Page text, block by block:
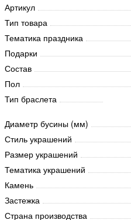
Артикул
Тип товара
Тематика праздника
Подарки
Состав
Пол
Тип браслета
Диаметр бусины (мм)
Стиль украшений
Размер украшений
Тематика украшений
Камень
Застежка
Страна производства